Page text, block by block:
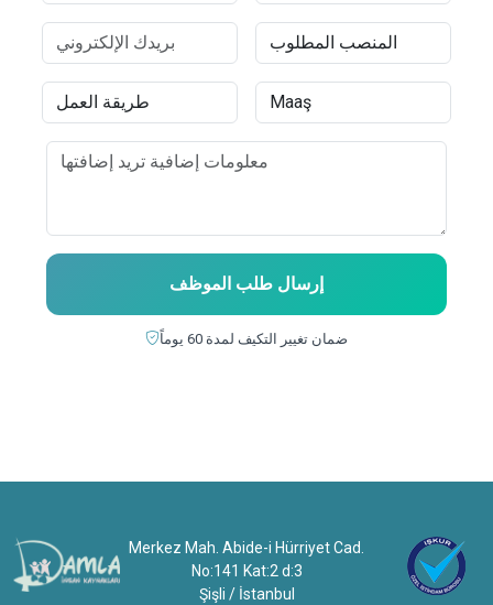
إرسال طلب الموظف
ضمان تغيير التكيف لمدة 60 يوماً
Merkez Mah. Abide-i Hürriyet Cad.
No:141 Kat:2 d:3
Şişli / İstanbul